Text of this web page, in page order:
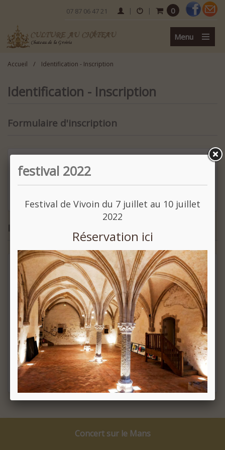
07 87 06 47 21 | | 0
Menu
Accueil / Identification - Inscription
Identification - Inscription
Formulaire d'inscription
Je m'inscris maintenant
Identification
Si vous posséder déjà un compte, connecter vous avec celui-ci.
J'ai oublié mon mot de passe
Concert sur le Mans
festival 2022
Festival de Vivoin du 7 juillet au 10 juillet
2022
Réservation ici